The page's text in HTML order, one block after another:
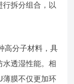
拆分组合，以
高分子材料，具
水透湿性能。相
薄膜不仅更加环